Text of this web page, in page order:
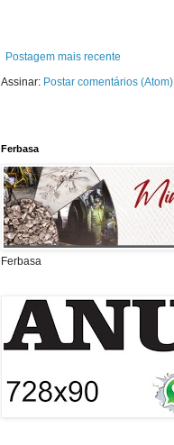
Postagem mais recente
Assinar: Postar comentários (Atom)
Ferbasa
Ferbasa